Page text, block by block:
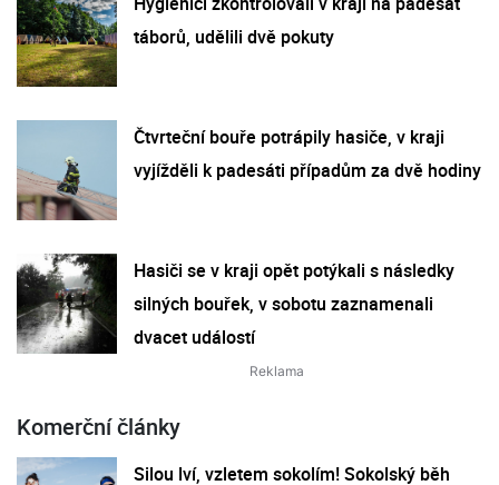
táborů, udělili dvě pokuty
Čtvrteční bouře potrápily hasiče, v kraji
vyjížděli k padesáti případům za dvě hodiny
Hasiči se v kraji opět potýkali s následky
silných bouřek, v sobotu zaznamenali
dvacet událostí
Komerční články
Silou lví, vzletem sokolím! Sokolský běh